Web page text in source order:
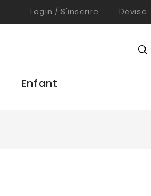
Login / S'inscrire Devise :
Enfant